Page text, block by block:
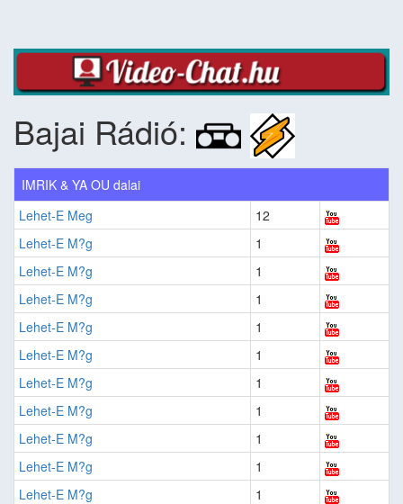
Bajai Rádió:
IMRIK & YA OU dalai
Lehet-E Meg
12
Lehet-E M?g
1
Lehet-E M?g
1
Lehet-E M?g
1
Lehet-E M?g
1
Lehet-E M?g
1
Lehet-E M?g
1
Lehet-E M?g
1
Lehet-E M?g
1
Lehet-E M?g
1
Lehet-E M?g
1